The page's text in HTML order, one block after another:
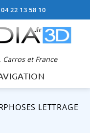
22 13 58 10
Carros et France
LETTRAGE